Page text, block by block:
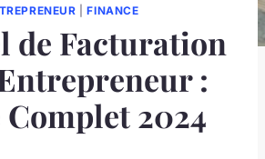
|FINANCE
de Facturation
:
2024